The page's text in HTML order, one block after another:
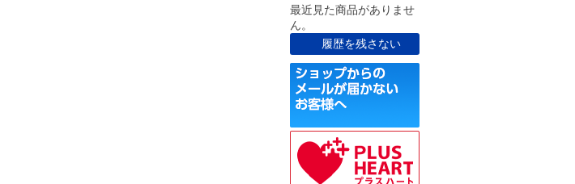
最近見た商品がありませ
ん。
履歴を残さない